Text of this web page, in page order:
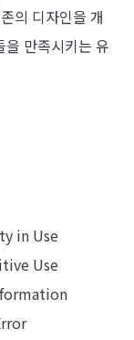
의 디자인을 개
만족시키는 유
in Use
Use